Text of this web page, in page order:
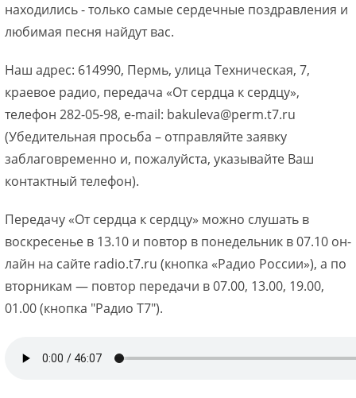
находились - только самые сердечные поздравления и
любимая песня найдут вас.
Наш адрес: 614990, Пермь, улица Техническая, 7,
краевое радио, передача «От сердца к сердцу»,
телефон 282-05-98, e-mail: bakuleva@perm.t7.ru
(Убедительная просьба – отправляйте заявку
заблаговременно и, пожалуйста, указывайте Ваш
контактный телефон).
Передачу «От сердца к сердцу» можно слушать в
воскресенье в 13.10 и повтор в понедельник в 07.10 он-
лайн на сайте radio.t7.ru (кнопка «Радио России»), а по
вторникам — повтор передачи в 07.00, 13.00, 19.00,
01.00 (кнопка "Радио Т7").